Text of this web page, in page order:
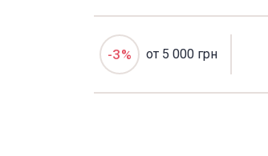
-3% от 5 000 грн